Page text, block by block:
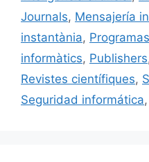
Journals, Mensajería
instantània,
informàtics, Publishers
Revistes científiques,
Seguridad informática,